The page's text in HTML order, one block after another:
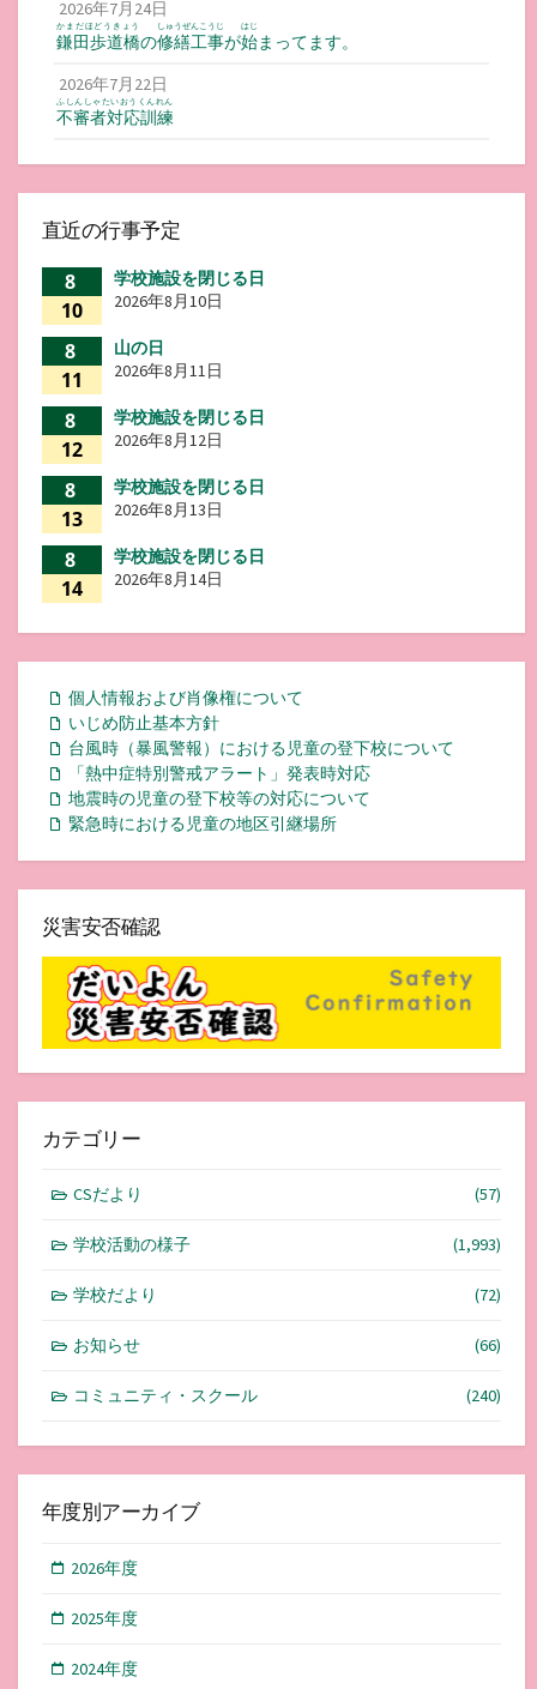
2026年7月24日
鎌田歩道橋
かまだほどうきょう
の修繕工事
しゅうぜんこうじ
が始
はじ
まってます。
2026年7月22日
不審者対応訓練
ふしんしゃたいおうくんれん
直近の行事予定
8
10
学校施設を閉じる日
2026年8月10日
8
11
山の日
2026年8月11日
8
12
学校施設を閉じる日
2026年8月12日
8
13
学校施設を閉じる日
2026年8月13日
8
14
学校施設を閉じる日
2026年8月14日
個人情報および肖像権について
いじめ防止基本方針
台風時（暴風警報）における児童の登下校について
「熱中症特別警戒アラート」発表時対応
地震時の児童の登下校等の対応について
緊急時における児童の地区引継場所
災害安否確認
カテゴリー
CSだより (57)
学校活動の様子 (1,993)
学校だより (72)
お知らせ (66)
コミュニティ・スクール (240)
年度別アーカイブ
2026年度
2025年度
2024年度